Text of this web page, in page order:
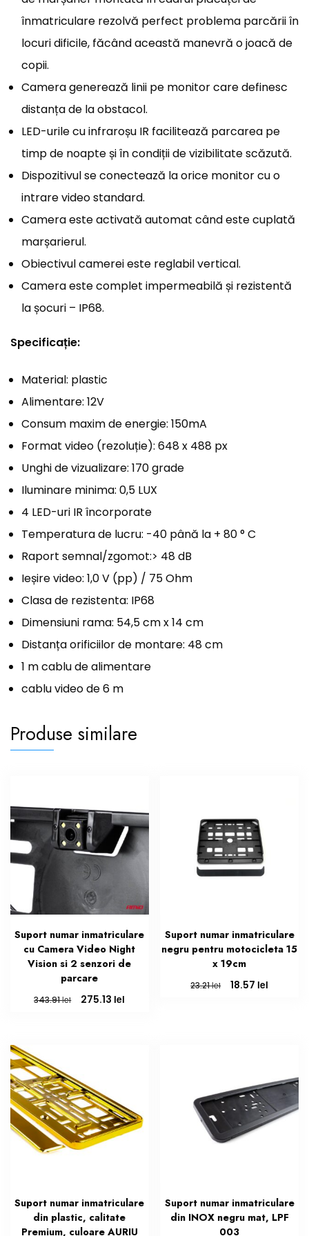
înmatriculare rezolvă perfect problema parcării în
locuri dificile, făcând această manevră o joacă de
copii.
Camera generează linii pe monitor care definesc
distanța de la obstacol.
LED-urile cu infraroșu IR facilitează parcarea pe
timp de noapte și în condiții de vizibilitate scăzută.
Dispozitivul se conectează la orice monitor cu o
intrare video standard.
Camera este activată automat când este cuplată
marșarierul.
Obiectivul camerei este reglabil vertical.
Camera este complet impermeabilă și rezistentă
la șocuri – IP68.
Specificație:
Material: plastic
Alimentare: 12V
Consum maxim de energie: 150mA
Format video (rezoluție): 648 x 488 px
Unghi de vizualizare: 170 grade
Iluminare minima: 0,5 LUX
4 LED-uri IR încorporate
Temperatura de lucru: -40 până la + 80 ° C
Raport semnal/zgomot:> 48 dB
Ieșire video: 1,0 V (pp) / 75 Ohm
Clasa de rezistenta: IP68
Dimensiuni rama: 54,5 cm x 14 cm
Distanța orificiilor de montare: 48 cm
1 m cablu de alimentare
cablu video de 6 m
Produse similare
Suport numar inmatriculare
cu Camera Video Night
Vision si 2 senzori de
parcare
343.91lei
Prețul
275.13 lei
Suport numar inmatriculare
negru pentru motocicleta 15
x 19cm
23.21lei
Prețul
18.57 lei
Suport numar inmatriculare
din plastic, calitate
Premium, culoare AURIU
Suport numar inmatriculare
din INOX negru mat, LPF
003